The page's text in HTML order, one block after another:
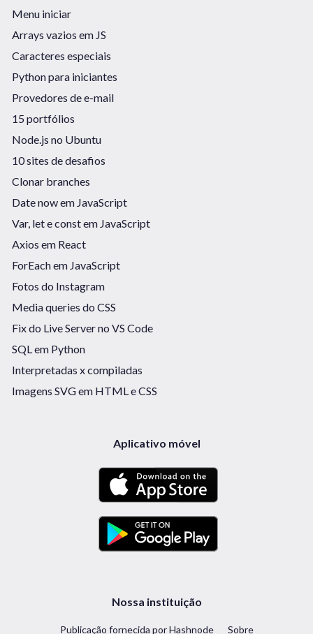
Menu iniciar
Arrays vazios em JS
Caracteres especiais
Python para iniciantes
Provedores de e-mail
15 portfólios
Node.js no Ubuntu
10 sites de desafios
Clonar branches
Date now em JavaScript
Var, let e const em JavaScript
Axios em React
ForEach em JavaScript
Fotos do Instagram
Media queries do CSS
Fix do Live Server no VS Code
SQL em Python
Interpretadas x compiladas
Imagens SVG em HTML e CSS
Aplicativo móvel
Nossa instituição
Publicação fornecida por Hashnode Sobre